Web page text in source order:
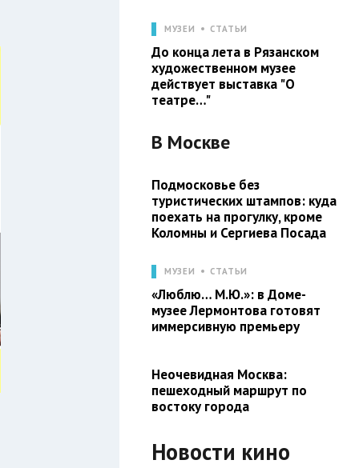
МУЗЕИ СТАТЬИ
До конца лета в Рязанском
художественном музее
действует выставка "О
театре…"
В Москве
Подмосковье без
туристических штампов: куда
поехать на прогулку, кроме
Коломны и Сергиева Посада
МУЗЕИ СТАТЬИ
«Люблю… М.Ю.»: в Доме-
музее Лермонтова готовят
иммерсивную премьеру
Неочевидная Москва:
пешеходный маршрут по
востоку города
Новости кино